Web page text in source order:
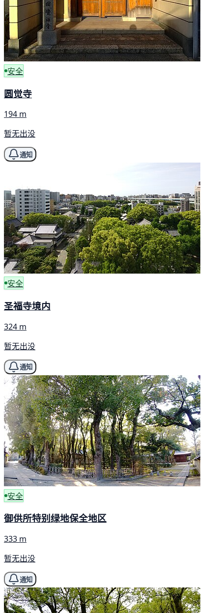
安全
圆觉寺
194 m
暂无出没
通知
安全
圣福寺境内
324 m
暂无出没
通知
安全
御供所特别绿地保全地区
333 m
暂无出没
通知